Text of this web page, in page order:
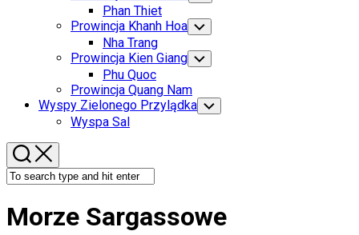
Child
Menu
Phan Thiet
Prowincja Khanh Hoa Toggle
Child
Menu
Nha Trang
Prowincja Kien Giang Toggle
Child
Phu Quoc
Prowincja Quang Nam
Wyspy Zielonego Przylądka Toggle
Child
Wyspa Sal
Morze Sargassowe